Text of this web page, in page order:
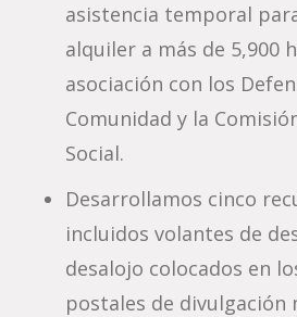
asistencia temporal
alquiler a más de 5,900
asociación con los
Comunidad y la
Social.
Desarrollamos cinco
incluidos volantes de
desalojo colocados en
postales de divulgación